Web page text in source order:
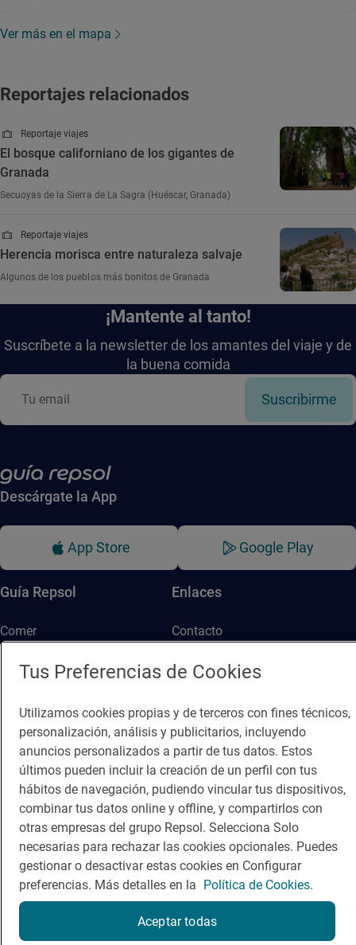
Ver más en el mapa
Reportajes relacionados
Reportaje viajes
El bosque californiano de los gigantes de
Granada
Secuoyas de la Sierra de La Sagra (Huéscar, Granada)
Reportaje viajes
Herencia morisca entre naturaleza salvaje
Algunos de los pueblos más bonitos de Granada
¡Mantente al tanto!
Suscríbete a la newsletter de los amantes del viaje y de
la buena comida
Suscribirme
Descárgate la App
App Store Google Play
Guía Repsol
Comer
Enlaces
Contacto
Política de privacidad Política de cookies Nota legal
Condiciones del servicio
© Repsol S.A. 2000- 2026
Tus Preferencias de Cookies
Utilizamos cookies propias y de terceros con fines técnicos,
personalización, análisis y publicitarios, incluyendo
anuncios personalizados a partir de tus datos. Estos
últimos pueden incluir la creación de un perfil con tus
hábitos de navegación, pudiendo vincular tus dispositivos,
combinar tus datos online y offline, y compartirlos con
otras empresas del grupo Repsol. Selecciona Solo
necesarias para rechazar las cookies opcionales. Puedes
gestionar o desactivar estas cookies en Configurar
preferencias. Más detalles en la Política de Cookies.
Aceptar todas